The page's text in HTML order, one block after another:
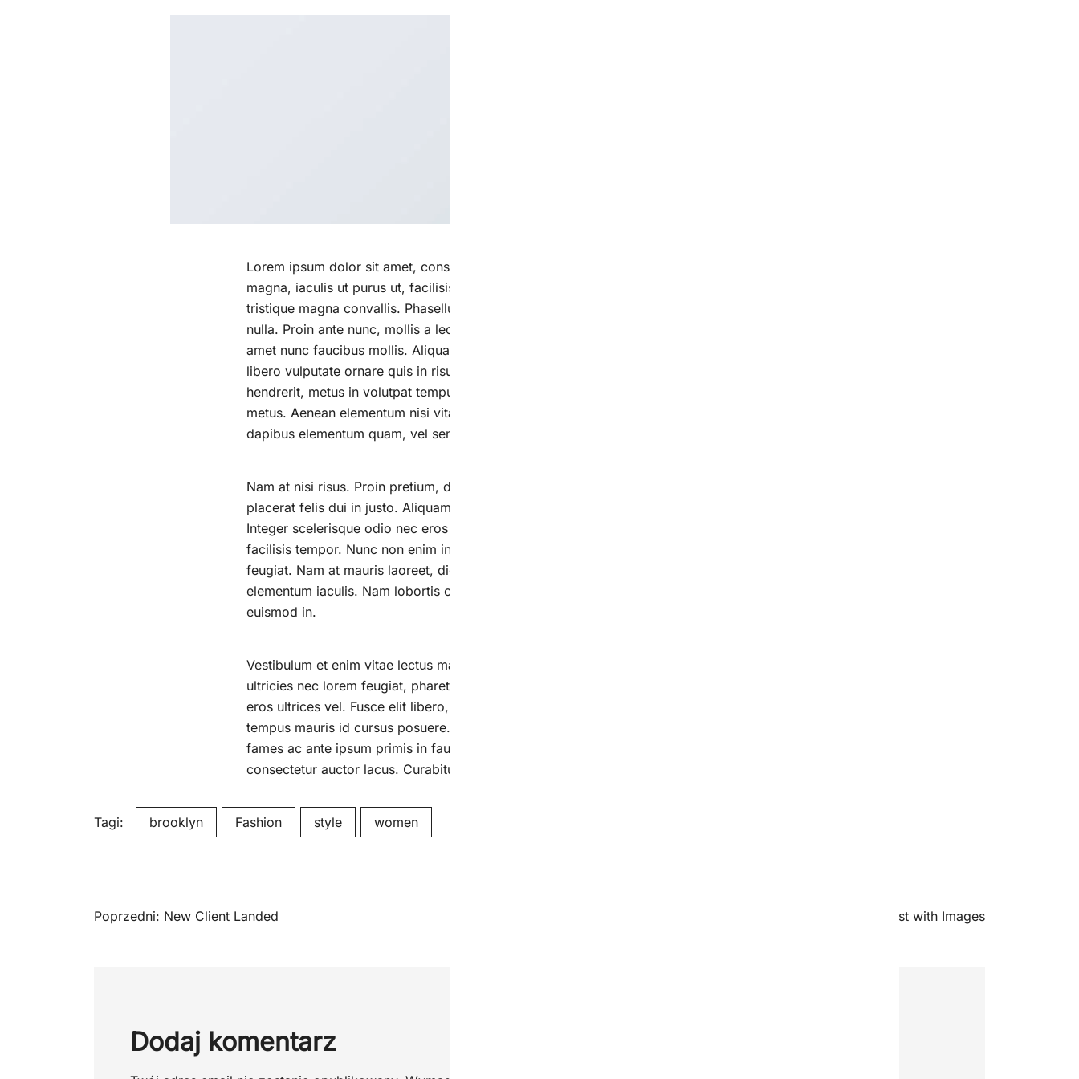
Lorem ipsum dolor sit amet, consectetur adipiscing elit. In sed vulputate massa. Fusce ante
magna, iaculis ut purus ut, facilisis ultrices nibh. Quisque commodo nunc eget tortor dapibus, et
tristique magna convallis. Phasellus egestas nunc eu venenatis vehicula. Phasellus et magna
nulla. Proin ante nunc, mollis a lectus ac, volutpat placerat ante. Vestibulum sit amet magna sit
amet nunc faucibus mollis. Aliquam vel lacinia purus, id tristique ipsum. Quisque vitae nibh ut
libero vulputate ornare quis in risus. Nam sodales justo orci, a bibendum risus tincidunt id. Etiam
hendrerit, metus in volutpat tempus, neque libero viverra lorem, ac tristique orci augue eu
metus. Aenean elementum nisi vitae justo adipiscing gravida sit amet et risus. Suspendisse
dapibus elementum quam, vel semper mi tempus ac.
Nam at nisi risus. Proin pretium, dolor vel venenatis suscipit, dui nunc tincidunt lectus, ac
placerat felis dui in justo. Aliquam orci velit, facilisis in facilisis non, scelerisque in massa.
Integer scelerisque odio nec eros sodales laoreet. Sed sed odio tellus. In tristique felis ac
facilisis tempor. Nunc non enim in dolor congue pulvinar sed sed nisi. Mauris viverra convallis
feugiat. Nam at mauris laoreet, dictum leo at, tristique mi. Aenean pellentesque justo vel diam
elementum iaculis. Nam lobortis cursus vestibulum. Nulla feugiat mauris felis, auctor pretium dui
euismod in.
Vestibulum et enim vitae lectus malesuada aliquam vitae non mi. Suspendisse tellus eros,
ultricies nec lorem feugiat, pharetra auctor dui. Suspendisse placerat neque leo, nec commodo
eros ultrices vel. Fusce elit libero, aliquam quis libero non, consectetur accumsan est. Proin
tempus mauris id cursus posuere. Sed et rutrum felis, vel aliquet ante. Interdum et malesuada
fames ac ante ipsum primis in faucibus. Pellentesque neque tellus, condimentum non eros non,
consectetur auctor lacus. Curabitur malesuada odio eget elit egestas porttitor.
Tagi: brooklyn Fashion style women
Nawigacja
Poprzedni: New Client Landed Just a cool blog post with Images
Dodaj komentarz